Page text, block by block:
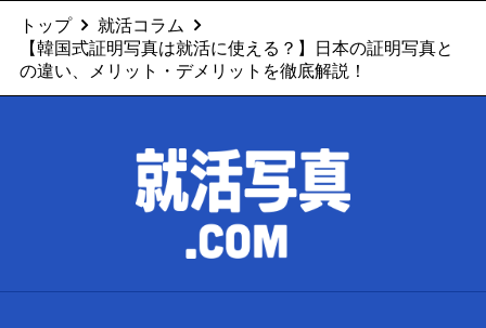
トップ
就活コラム
【韓国式証明写真は就活に使える？】日本の証明写真と
の違い、メリット・デメリットを徹底解説！